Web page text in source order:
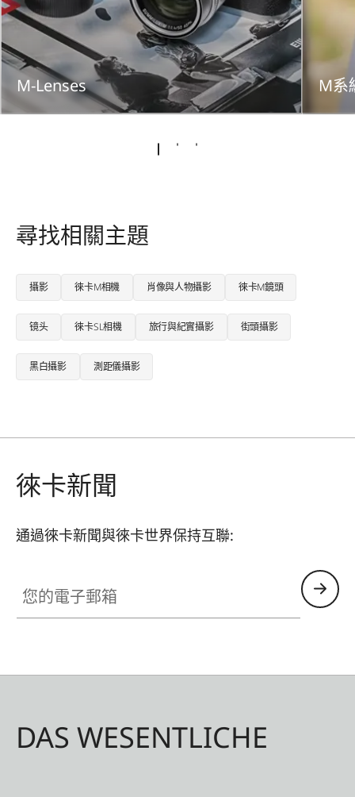
M-Lenses M系
尋找相關主題
攝影 徠卡M相機 肖像與人物攝影 徠卡M鏡頭
镜头 徠卡SL相機 旅行與紀實攝影 街頭攝影
黑白攝影 測距儀攝影
徠卡新聞
通過徠卡新聞與徠卡世界保持互聯:
DAS WESENTLICHE